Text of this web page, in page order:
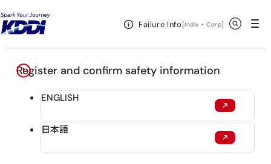
Failure Info[Indiv ・CorpOpen in a new
]
Open Header Menu
Disaster Message Board
Register and confirm safety information
ENGLISHOpen in a new window
日本語Open in a new window